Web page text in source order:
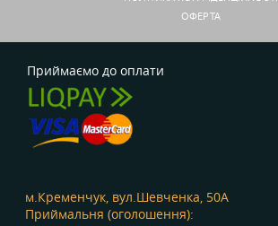
ОФЕРТА
Приймаємо до оплати
м.Кременчук, вул.Шевченка, 50А
Приймальня (оголошення):